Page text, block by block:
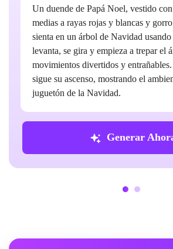
Un duende de Papá Noel, vestido
medias a rayas rojas y blancas y
sienta en un árbol de Navidad
levanta, se gira y empieza a trepar el
movimientos divertidos y
sigue su ascenso, mostrando el
juguetón de la Navidad.
Generar